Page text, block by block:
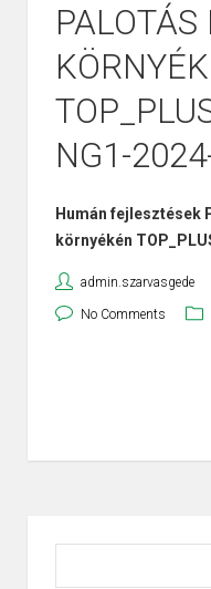
PALOTÁS
NG1-
Humán fejlesztések
környékén
admin.szarvasgede
No Comments